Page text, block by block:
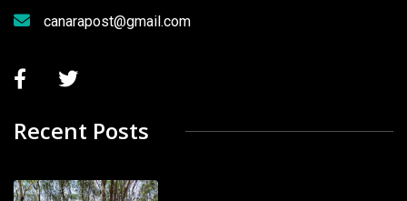
canarapost@gmail.com
Recent Posts